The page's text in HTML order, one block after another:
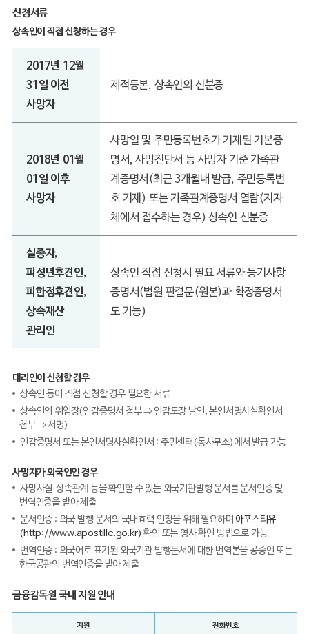
신청서류
상속인이 직접 신청하는 경우
2017년 12월
31일 이전
사망자
제적등본, 상속인의 신분증
2018년 01월
01일 이후
사망자
사망일 및 주민등록번호가 기재된 기본증
명서, 사망진단서 등 사망자 기준 가족관
계증명서(최근 3개월내 발급, 주민등록번
호 기재) 또는 가족관계증명서 열람(지자
체에서 접수하는 경우) 상속인 신분증
실종자,
피성년후견인,
피한정후견인,
상속재산
관리인
상속인 직접 신청시 필요 서류와 등기사항
증명서(법원 판결문(원본)과 확정증명서
도 가능)
대리인이 신청할 경우
상속인 등이 직접 신청할 경우 필요한 서류
상속인의 위임장(인감증명서 첨부 ⇒ 인감도장 날인, 본인서명사실확인서
첨부 ⇒ 서명)
인감증명서 또는 본인서명사실확인서 : 주민센터(동사무소)에서 발급 가능
사망자가 외국인인 경우
사망사실·상속관계 등을 확인할 수 있는 외국기관발행 문서를 문서인증 및
번역인증을 받아 제출
문서인증 : 외국 발행 문서의 국내효력 인정을 위해 필요하며아포스티유
(http://www.apostille.go.kr) 확인 또는 영사 확인 방법으로 가능
번역인증 : 외국어로 표기된 외국기관 발행문서에 대한 번역본을 공증인 또는
한국공관의 번역인증을 받아 제출
금융감독원 국내 지원 안내
지원 전화번호